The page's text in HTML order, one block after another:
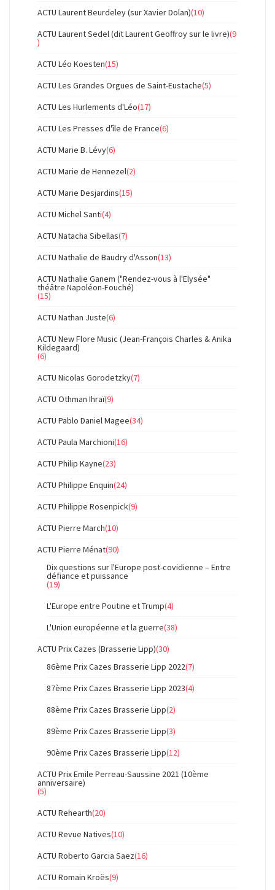
ACTU Laurent Beurdeley (sur Xavier Dolan)(10)
ACTU Laurent Sedel (dit Laurent Geoffroy sur le livre)(9
)
ACTU Léo Koesten(15)
ACTU Les Grandes Orgues de Saint-Eustache(5)
ACTU Les Hurlements d'Léo(17)
ACTU Les Presses d'île de France(6)
ACTU Marie B. Lévy(6)
ACTU Marie de Hennezel(2)
ACTU Marie Desjardins(15)
ACTU Michel Santi(4)
ACTU Natacha Sibellas(7)
ACTU Nathalie de Baudry d'Asson(13)
ACTU Nathalie Ganem ("Rendez-vous à l'Elysée"
théâtre Napoléon-Fouché)
(15)
ACTU Nathan Juste(6)
ACTU New Flore Music (Jean-François Charles & Anika
Kildegaard)
(6)
ACTU Nicolas Gorodetzky(7)
ACTU Othman Ihraï(9)
ACTU Pablo Daniel Magee(34)
ACTU Paula Marchioni(16)
ACTU Philip Kayne(23)
ACTU Philippe Enquin(24)
ACTU Philippe Rosenpick(9)
ACTU Pierre March(10)
ACTU Pierre Ménat(90)
Dix questions sur l'Europe post-covidienne – Entre
défiance et puissance
(19)
L'Europe entre Poutine et Trump(4)
L'Union européenne et la guerre(38)
ACTU Prix Cazes (Brasserie Lipp)(30)
86ème Prix Cazes Brasserie Lipp 2022(7)
87ème Prix Cazes Brasserie Lipp 2023(4)
88ème Prix Cazes Brasserie Lipp(2)
89ème Prix Cazes Brasserie Lipp(3)
90ème Prix Cazes Brasserie Lipp(12)
ACTU Prix Emile Perreau-Saussine 2021 (10ème
anniversaire)
(5)
ACTU Rehearth(20)
ACTU Revue Natives(10)
ACTU Roberto Garcia Saez(16)
ACTU Romain Kroës(9)